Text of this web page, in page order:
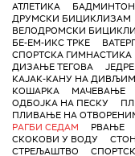
АТЛЕТИКА БАДМИНТОН
ДРУМСКИ БИЦИКЛИЗАМ
ВЕЛОДРОМСКИ
БЕ-ЕМ-ИКС ТРКЕ
СПОРТСКА ГИМНАСТИКА
ДИЗАЊЕ ТЕГОВА
КАЈАК-КАНУ НА
КОШАРКА
МАЧЕВАЊЕ
ОДБОЈКА НА ПЕСКУ
ПЛИВАЊЕ НА
РАГБИ СЕДАМ
РВАЊЕ
СКОКОВИ У ВОДУ
СТРЕЉАШТВО